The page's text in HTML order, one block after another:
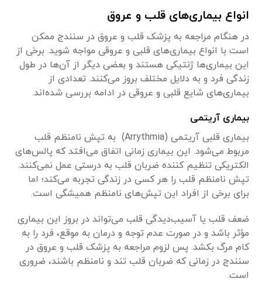
انواع بیماری‌های قلب و عروق
در هنگام مراجعه به پزشک قلب و عروق در سنندج ممکن
است با انواع بیماری‌های قلبی و عروقی مواجه شوید. برخی از
این بیماری‌ها ژنتیکی هستند و بعضی دیگر از آن‌ها در طول
زندگی فرد و به دلایل مختلف بروز می‌کنند. تعدادی از
بیماری‌های شایع قلبی و عروقی در ادامه بررسی شده‌اند.
بیماری آریتمی
بیماری قلبی آریتمی (Arrythmia) به تپش نامنظم قلب
مربوط می‌شود. این بیماری زمانی اتفاق می‌افتد که پالس‌های
الکتریکی تنظیم کننده ضربان قلب به درستی عمل نمی‌کنند.
تپش نامنظم قلب را هر کسی در زندگی تجربه می‌کند؛ اما
برای برخی از افراد این تپش‌های نامنظم همیشگی است.
ضعف قلب یا آسیب‌دیدگی قلب می‌تواند در بروز این بیماری
مؤثر باشد و در صورت عدم توجه و درمان به موقع، فرد را به
کام مرگ بکشد. پس لزوم مراجعه به پزشک قلب و عروق در
سنندج در زمانی که ضربان قلب تند و نامنظم باشند، ضروری
است.